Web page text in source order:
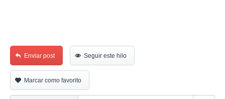
Enviar post Seguir este hilo
Marcar como favorito